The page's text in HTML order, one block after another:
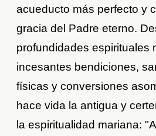
acueducto más perfecto y
gracia del Padre eterno.
profundidades espirituales
incesantes bendiciones,
físicas y conversiones
hace vida la antigua y
la espiritualidad mariana: